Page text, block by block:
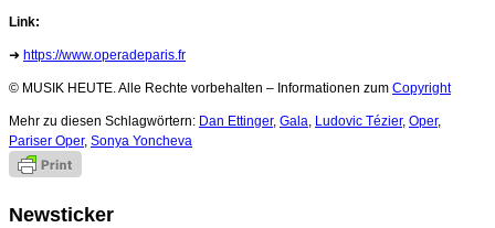
Link:
➜ https://www.operadeparis.fr
© MUSIK HEUTE. Alle Rechte vorbehalten – Informationen zum Copyright
Mehr zu diesen Schlagwörtern: Dan Ettinger, Gala, Ludovic Tézier, Oper,
Pariser Oper, Sonya Yoncheva
Newsticker